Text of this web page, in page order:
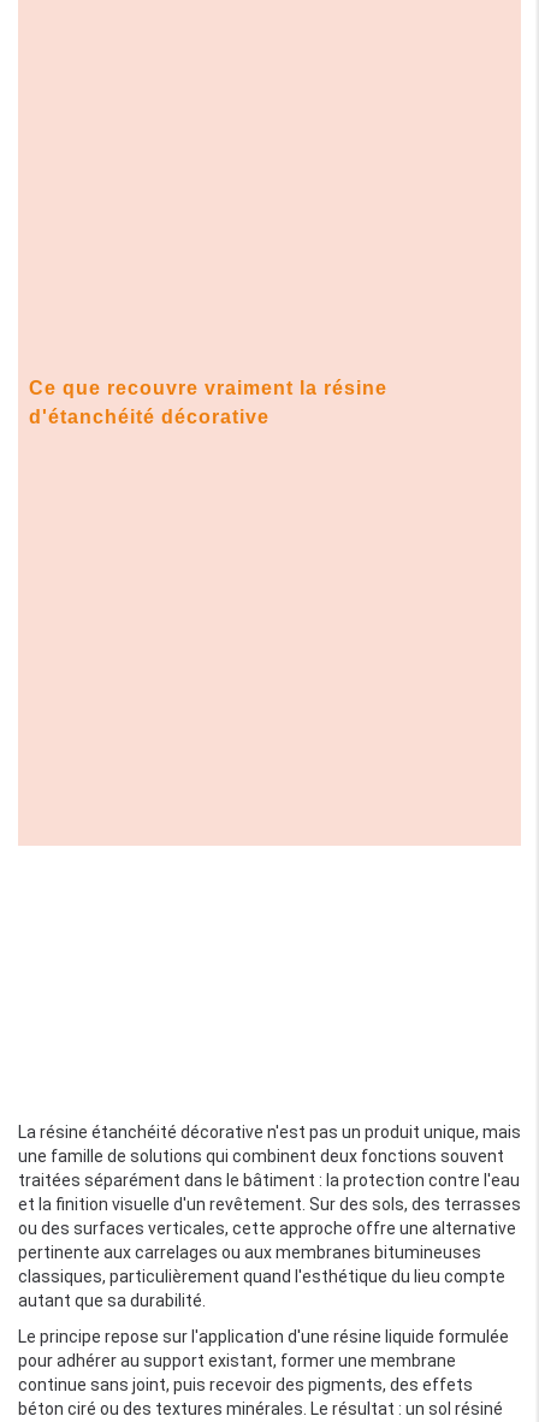
Ce que recouvre vraiment la résine
d'étanchéité décorative
La résine étanchéité décorative n'est pas un produit unique, mais
une famille de solutions qui combinent deux fonctions souvent
traitées séparément dans le bâtiment : la protection contre l'eau
et la finition visuelle d'un revêtement. Sur des sols, des terrasses
ou des surfaces verticales, cette approche offre une alternative
pertinente aux carrelages ou aux membranes bitumineuses
classiques, particulièrement quand l'esthétique du lieu compte
autant que sa durabilité.
Le principe repose sur l'application d'une résine liquide formulée
pour adhérer au support existant, former une membrane
continue sans joint, puis recevoir des pigments, des effets
béton ciré ou des textures minérales. Le résultat : un sol résiné